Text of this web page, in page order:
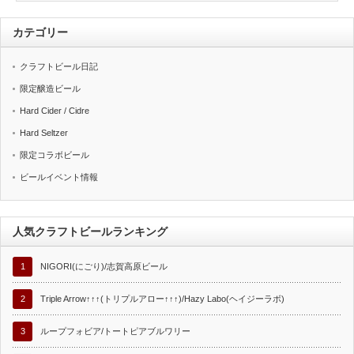
カテゴリー
クラフトビール日記
限定醸造ビール
Hard Cider / Cidre
Hard Seltzer
限定コラボビール
ビールイベント情報
人気クラフトビールランキング
1 NIGORI(にごり)/志賀高原ビール
2 Triple Arrow↑↑↑(トリプルアロー↑↑↑)/Hazy Labo(ヘイジーラボ)
3 ループフォビア/トートピアブルワリー